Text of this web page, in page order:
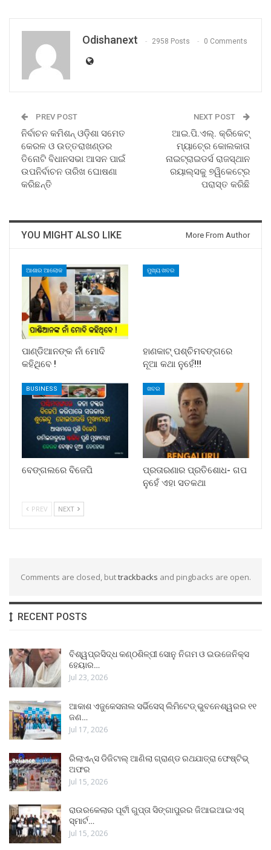
Odishanext 2958 Posts 0 Comments
PREV POST
ନିର୍ବାଚନ କମିଶନ୍‍ ଓଡ଼ିଶା ସମେତ
କେରଳ ଓ ଉତ୍ତରାଖଣ୍ଡର
ତିନୋଟି ବିଧାନସଭା ଆସନ ପାଇଁ
ଉପନିର୍ବାଚନ ତାରିଖ ଘୋଷଣା
କରିଛନ୍ତି
NEXT POST
ଆଇ.ପି.ଏଲ୍‍. କ୍ରିକେଟ୍‍
ମ୍ୟାଚ୍‍ରେ କୋଲକାତା
ନାଇଟ୍‍ରାଇଡର୍ସ ରାଜସ୍ଥାନ
ରୟାଲ୍ସକୁ ୭ୱିକେଟ୍‍ରେ
ପରାସ୍ତ କରିଛି
YOU MIGHT ALSO LIKE More From Author
ଆଶାର ଆଲୋକ
ପାଣ୍ଡିଆନଙ୍କ ନାଁ ମୋଦି
କହିଥିବେ !
ମୁଖ୍ୟ ଖବର
ହାଣକାଟ୍‌ ପଶ୍ଚିମବଙ୍ଗରେ
ନୂଆ କଥା ନୁହେଁ!!!
BUSINESS
ବେଙ୍ଗଲରେ ବିଜେପି
ଖବର
ପ୍ରତାରଣାର ପ୍ରତିଶୋଧ- ଗପ
ନୁହେଁ ଏହା ସତକଥା
PREV NEXT
Comments are closed, buttrackbacks and pingbacks are open.
RECENT POSTS
ବିଶ୍ୱପ୍ରସିଦ୍ଧ କଣ୍ଠଶିଳ୍ପୀ ସୋନୁ ନିଗମ ଓ ଇଉଜେନିକ୍ସ
ହେୟାର…
Jul 23, 2026
ଆକାଶ ଏଜୁକେସନାଲ ସର୍ଭିସେସ୍ ଲିମିଟେଡ୍ ଭୁବନେଶ୍ୱରର ୧୧
ଜଣ…
Jul 17, 2026
ରିଲାଏନ୍ସ ଡିଜିଟାଲ୍ ଆଣିଲା ଗ୍ରାଣ୍ଡ ରଥଯାତ୍ରା ଫେଷ୍ଟିଭ୍
ଅଫର
Jul 15, 2026
ରାଉରକେଲାର ପୂର୍ବୀ ଗୁପ୍ତା ସିଙ୍ଗାପୁରର ଜିଆଇଆଇଏସ୍
ସ୍ମାର୍ଟ…
Jul 15, 2026